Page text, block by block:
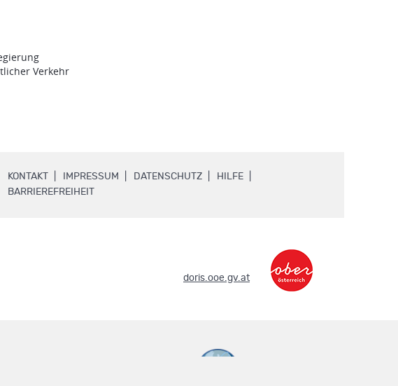
Verkehr
KONTAKT IMPRESSUM DATENSCHUTZ HILFE
BARRIEREFREIHEIT .
doris.ooe.gv.at.